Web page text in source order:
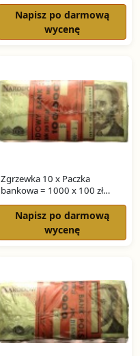
Napisz po darmową
wycenę
Zgrzewka 10 x Paczka
bankowa = 1000 x 100 zł
WARYŃSKI seria SU
Napisz po darmową
wycenę